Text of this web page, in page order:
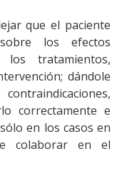
que el paciente
los efectos
los tratamientos,
dándole
correctamente e
en los casos en
colaborar en el